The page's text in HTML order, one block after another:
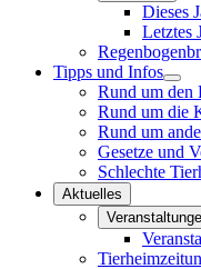
Dieses
Letztes
Tipps und Infos
Rund um den
Rund um die
Rund um
Gesetze und
Schlechte
Aktuelles